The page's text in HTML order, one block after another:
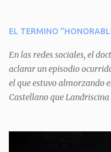
aguará le provoca. De
del aguará y pasa sin
expuesta la mentira del
personajes a unirse para
quitarle el disfraz de
una propuesta muy
EL TERMINO
En las redes sociales, el
aclarar un episodio
el que estuvo almorzando
Castellano que
servicio a la patria y debía